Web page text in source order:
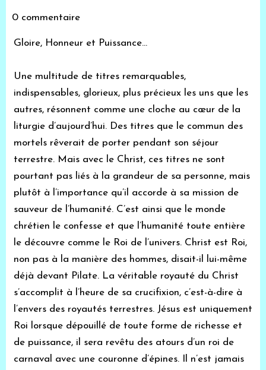
0 commentaire
Gloire, Honneur et Puissance...
Une multitude de titres remarquables,
indispensables, glorieux, plus précieux les uns que les
autres, résonnent comme une cloche au cœur de la
liturgie d’aujourd’hui. Des titres que le commun des
mortels rêverait de porter pendant son séjour
terrestre. Mais avec le Christ, ces titres ne sont
pourtant pas liés à la grandeur de sa personne, mais
plutôt à l’importance qu’il accorde à sa mission de
sauveur de l’humanité. C’est ainsi que le monde
chrétien le confesse et que l’humanité toute entière
le découvre comme le Roi de l’univers. Christ est Roi,
non pas à la manière des hommes, disait-il lui-même
déjà devant Pilate. La véritable royauté du Christ
s’accomplit à l’heure de sa crucifixion, c’est-à-dire à
l’envers des royautés terrestres. Jésus est uniquement
Roi lorsque dépouillé de toute forme de richesse et
de puissance, il sera revêtu des atours d’un roi de
carnaval avec une couronne d’épines. Il n’est jamais